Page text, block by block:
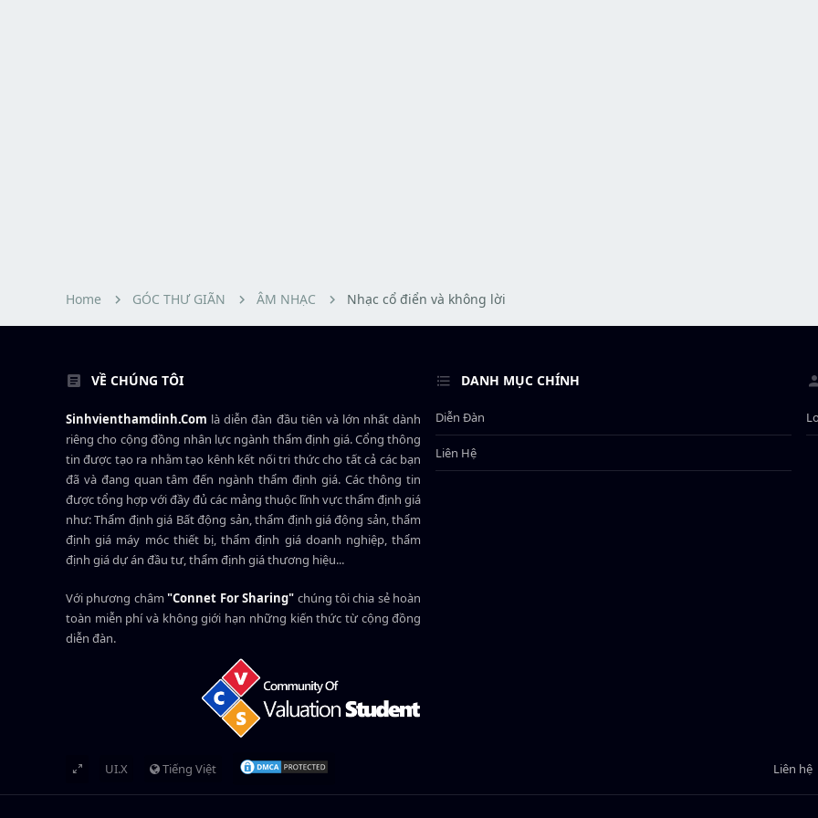
Home GÓC THƯ GIÃN ÂM NHẠC Nhạc cổ điển và không lời
VỀ CHÚNG TÔI
Sinhvienthamdinh.Com là diễn đàn đầu tiên và lớn nhất dành
riêng cho cộng đồng nhân lực ngành thẩm định giá. Cổng thông
tin được tạo ra nhằm tạo kênh kết nối tri thức cho tất cả các bạn
đã và đang quan tâm đến ngành thẩm định giá. Các thông tin
được tổng hợp với đầy đủ các mảng thuộc lĩnh vực thẩm định giá
như: Thẩm định giá Bất động sản, thẩm định giá động sản, thẩm
định giá máy móc thiết bị, thẩm định giá doanh nghiệp, thẩm
định giá dự án đầu tư, thẩm định giá thương hiệu...
Với phương châm"Connet For Sharing" chúng tôi chia sẻ hoàn
toàn miễn phí và không giới hạn những kiến thức từ cộng đồng
diễn đàn.
DANH MỤC CHÍNH
Diễn Đàn
Liên Hệ
UI.X Tiếng Việt Liên hệ